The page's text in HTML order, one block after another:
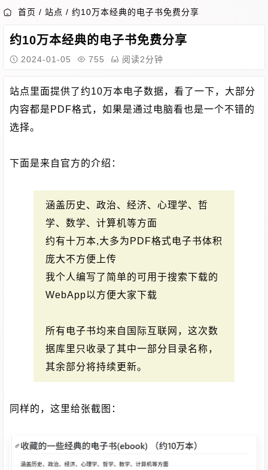
首页 / 站点 / 约10万本经典的电子书免费分享
约10万本经典的电子书免费分享
2024-01-05 755 阅读2分钟
站点里面提供了约10万本电子数据，看了一下，大部分
内容都是PDF格式，如果是通过电脑看也是一个不错的
选择。
下面是来自官方的介绍：
涵盖历史、政治、经济、心理学、哲
学、数学、计算机等方面
约有十万本,大多为PDF格式电子书体积
庞大不方便上传
我个人编写了简单的可用于搜索下载的
WebApp以方便大家下载
所有电子书均来自国际互联网，这次数
据库里只收录了其中一部分目录名称，
其余部分将持续更新。
同样的，这里给张截图：